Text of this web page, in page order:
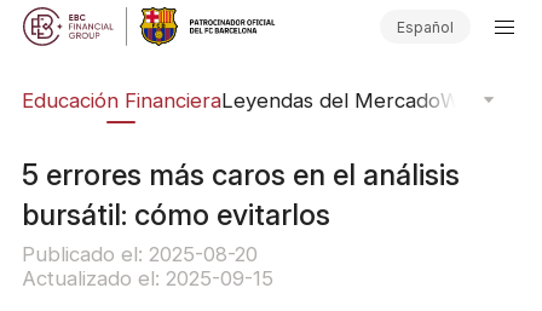
Español
Educación FinancieraLeyendas del MercadoWebinars
5 errores más caros en el análisis
bursátil: cómo evitarlos
Publicado el: 2025-08-20
Actualizado el: 2025-09-15